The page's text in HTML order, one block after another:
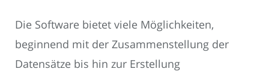
Die Software bietet viele Möglichkeiten,
beginnend mit der Zusammenstellung der
Datensätze bis hin zur Erstellung